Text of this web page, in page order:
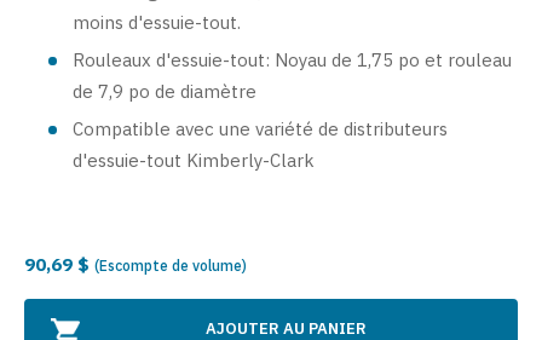
moins d'essuie-tout.
Rouleaux d'essuie-tout: Noyau de 1,75 po et rouleau
de 7,9 po de diamètre
Compatible avec une variété de distributeurs
d'essuie-tout Kimberly-Clark
90,69 $ (Escompte de volume)
AJOUTER AU PANIER